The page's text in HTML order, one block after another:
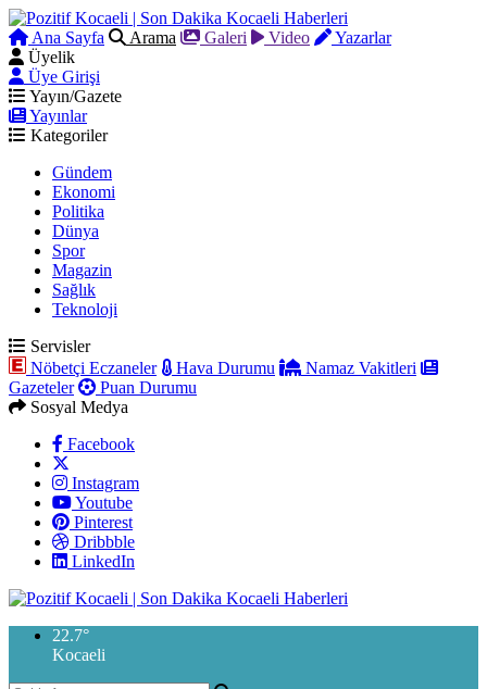
Ana Sayfa Arama Galeri Video
Yazarlar
Üyelik
Üye Girişi
Yayın/Gazete
Yayınlar
Kategoriler
Gündem
Ekonomi
Politika
Dünya
Spor
Magazin
Sağlık
Teknoloji
Servisler
Nöbetçi Eczaneler
Hava Durumu
Namaz Vakitleri
Gazeteler
Puan Durumu
Sosyal Medya
Facebook
Instagram
Youtube
Pinterest
Dribbble
LinkedIn
22.7°
Kocaeli